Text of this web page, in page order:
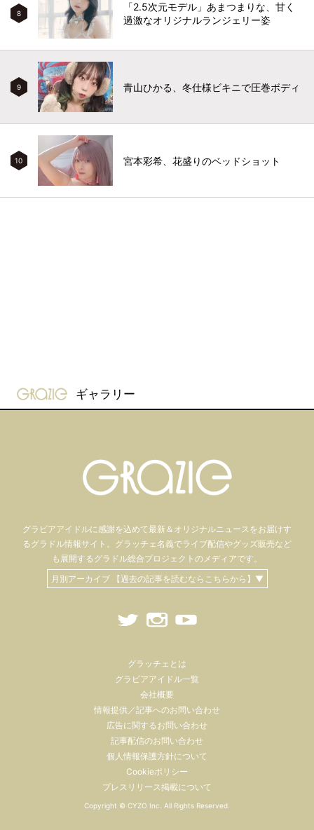
8
「2.5次元モデル」あまつまりな、甘く
過激なオリジナルランジェリー姿
9 青山ひかる、冬仕様ビキニで圧巻ボディ
10 宮本彩希、花盛りのベッドショット
gravure-grazie
ギャラリー
グラビアアイドルに感謝を込めて最新＆オリジナルニュースをお届けす
るグラドル情報サイト。 グラッチェ名義でライブ配信やグッズ販売など
も 展開するグラドル総合プロジェクトのメディアです。
月別アーカイブ 【過去の記事を読むならこちらから】▼
グラッチェとは
グラビアアイドル一覧
会社概要
情報提供／記事へのお問い合わせ
広告に関するお問い合わせ
記事配信のお問い合わせ
個人情報保護方針について
Cookieポリシー
プレスリリース掲載について
Copyright © CYZO Inc. All Rights Reserved.